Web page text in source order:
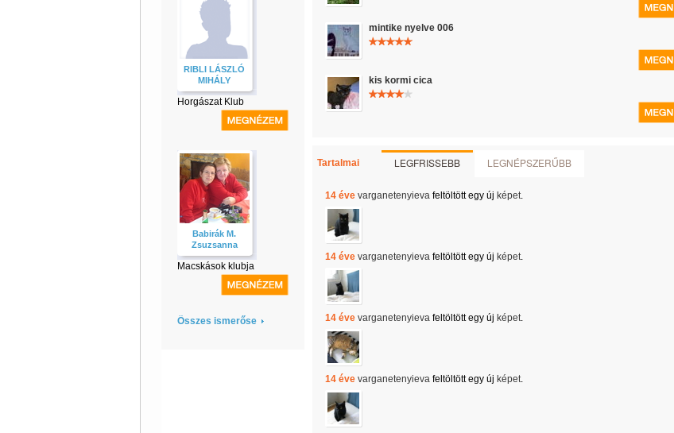
RIBLI LÁSZLÓ
MIHÁLY
Horgászat Klub
Babirák M.
Zsuzsanna
Macskások klubja
Összes ismerőse
mintike nyelve 006
kis kormi cica
Tartalmai LEGFRISSEBB LEGNÉPSZERŰBB
14 éve varganetenyievafeltöltött egy új képet.
14 éve varganetenyievafeltöltött egy új képet.
14 éve varganetenyievafeltöltött egy új képet.
14 éve varganetenyievafeltöltött egy új képet.